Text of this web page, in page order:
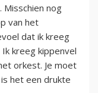
nog
van het
dat ik kreeg
kreeg kippenvel
orkest. Je moet
het een drukte